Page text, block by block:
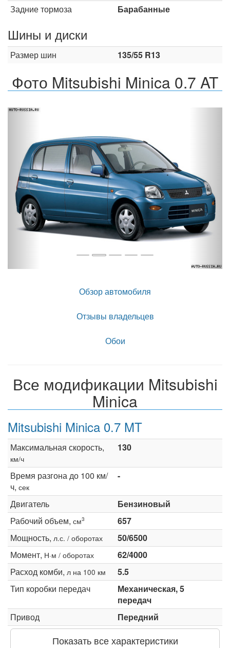
Задние тормоза Барабанные
Шины и диски
Размер шин 135/55 R13
Фото Mitsubishi Minica 0.7 AT
Назад
Обзор автомобиля
Отзывы владельцев
Обои
Все модификации Mitsubishi
Minica
Mitsubishi Minica 0.7 MT
Максимальная скорость,
км/ч
130
Время разгона до 100 км/
ч, сек
-
Двигатель
Бензиновый
Рабочий объем, см3
657
Мощность, л.с. / оборотах
50/6500
Момент, Н·м / оборотах
62/4000
Расход комби, л на 100 км
5.5
Тип коробки передач
Механическая, 5
передач
Привод
Передний
Показать все характеристики